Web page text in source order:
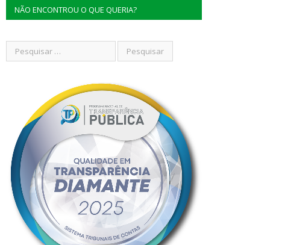
NÃO ENCONTROU O QUE QUERIA?